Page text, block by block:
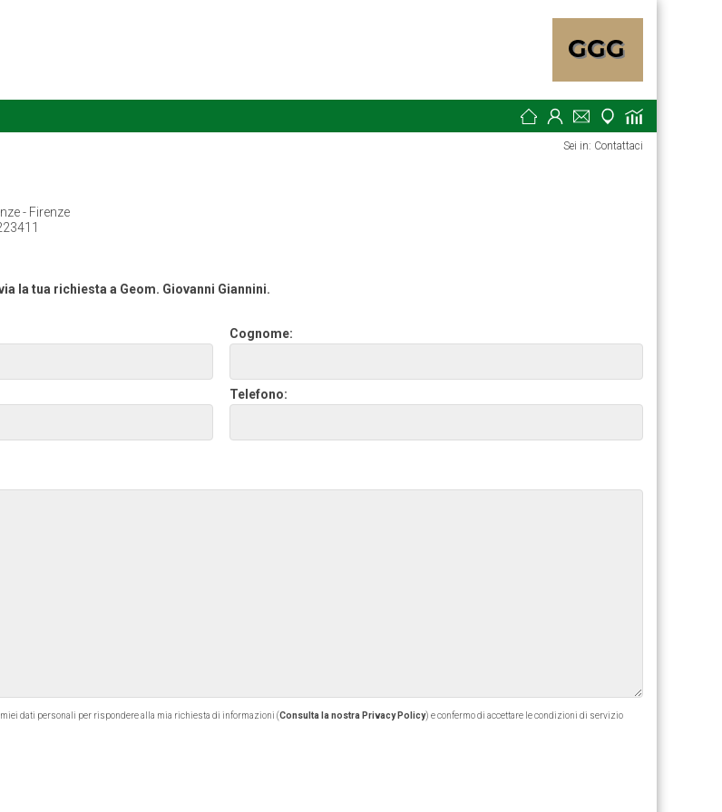
Sei in: Contattaci
- Firenze
la tua richiesta a Geom. Giovanni Giannini.
Cognome:
Telefono:
dati personali per rispondere alla mia richiesta di informazioni (Consulta la nostra Privacy Policy) e confermo di accettare le condizioni di servizio